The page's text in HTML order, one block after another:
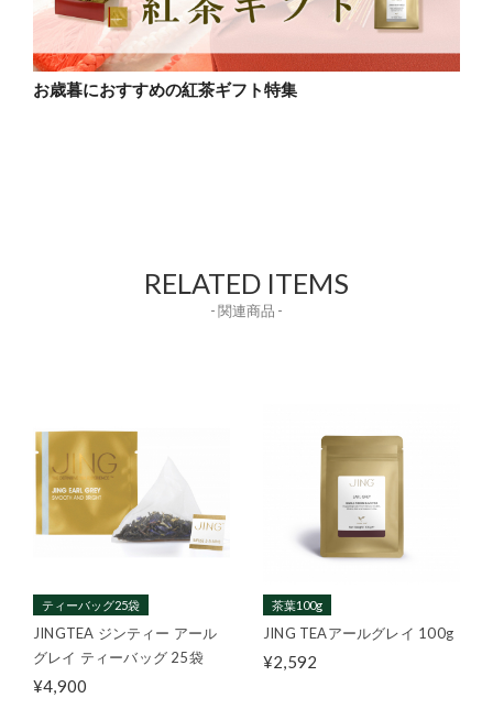
お歳暮におすすめの紅茶ギフト特集
RELATED ITEMS
- 関連商品 -
ティーバッグ25袋
JINGTEA ジンティー アール
グレイ ティーバッグ 25袋
¥4,900
茶葉100g
JING TEAアールグレイ 100g
¥2,592